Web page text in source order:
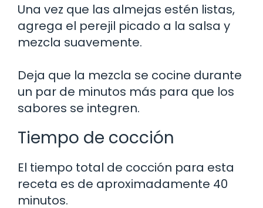
Una vez que las almejas estén listas,
agrega el perejil picado a la salsa y
mezcla suavemente.
Deja que la mezcla se cocine durante
un par de minutos más para que los
sabores se integren.
Tiempo de cocción
El tiempo total de cocción para esta
receta es de aproximadamente 40
minutos.